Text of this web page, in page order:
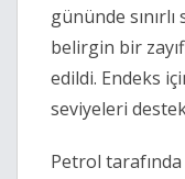
gününde
belirgin bir
edildi. Endeks
seviyeleri
Petrol